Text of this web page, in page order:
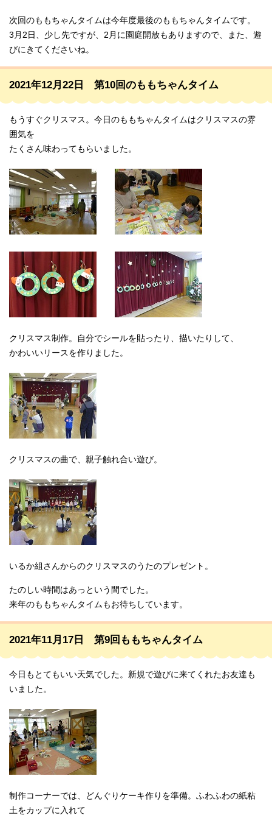
次回のももちゃんタイムは今年度最後のももちゃんタイムです。
3月2日、少し先ですが、2月に園庭開放もありますので、また、遊
びにきてくださいね。
2021年12月22日 第10回のももちゃんタイム
もうすぐクリスマス。今日のももちゃんタイムはクリスマスの雰
囲気を
たくさん味わってもらいました。
クリスマス制作。自分でシールを貼ったり、描いたりして、
かわいいリースを作りました。
クリスマスの曲で、親子触れ合い遊び。
いるか組さんからのクリスマスのうたのプレゼント。
たのしい時間はあっという間でした。
来年のももちゃんタイムもお待ちしています。
2021年11月17日 第9回ももちゃんタイム
今日もとてもいい天気でした。新規で遊びに来てくれたお友達も
いました。
制作コーナーでは、どんぐりケーキ作りを準備。ふわふわの紙粘
土をカップに入れて